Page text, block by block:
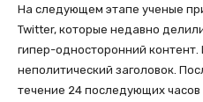
На следующем этапе ученые
Twitter, которые недавно
гипер-односторонний
неполитический заголовок.
течение 24 последующих